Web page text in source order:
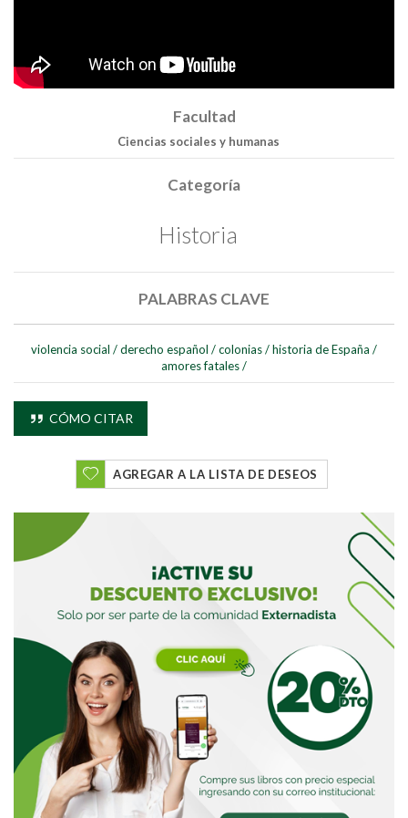
Buscar
Facultad
Ciencias sociales y humanas
Categoría
Historia
PALABRAS CLAVE
violencia social /derecho español /colonias/historia de España /
amores fatales/
CÓMO CITAR
AGREGAR A LA LISTA DE DESEOS